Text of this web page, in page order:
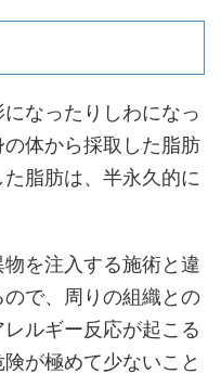
なったりしわになっ
体から採取した脂肪
脂肪は、半永久的に
を注入する施術と違
で、周りの組織との
ルギー反応が起こる
が極めて少ないこと